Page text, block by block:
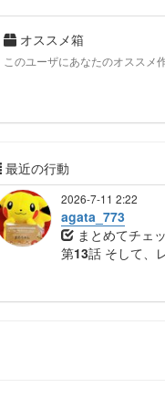
オススメ箱
このユーザにあなたのオススメ
最近の行動
2026-7-11 2:22
agata_773
まとめてチェ
第13話 そして、